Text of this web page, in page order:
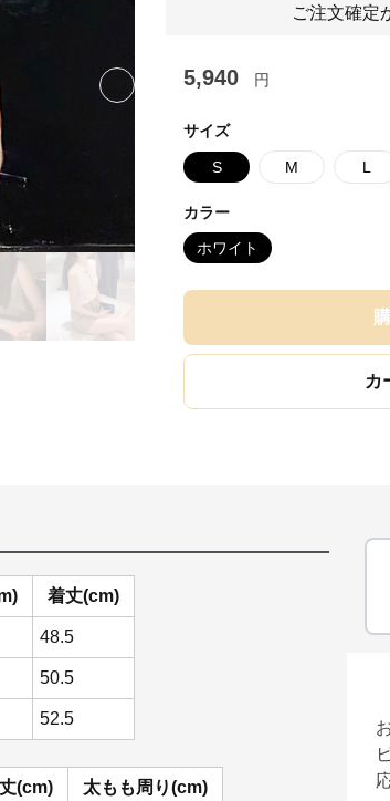
Next slide
ご注文確定
5,940 円
サイズ
S M L
カラー
ホワイト
カ
着丈(cm)
48.5
50.5
52.5
(cm) 太もも周り(cm)